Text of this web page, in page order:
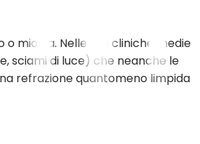
miopia. Nelle fasi cliniche medie
sciami di luce) che neanche le
refrazione quantomeno limpida